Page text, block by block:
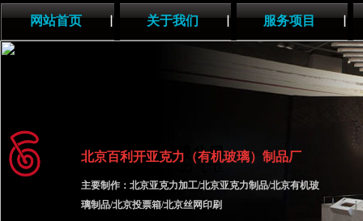
网站首页 关于我们 服务项目
北京百利开亚克力（有机玻璃）制品厂
主要制作： 北京亚克力加工/北京亚克力制品/北京有机玻
璃制品/北京投票箱/北京丝网印刷